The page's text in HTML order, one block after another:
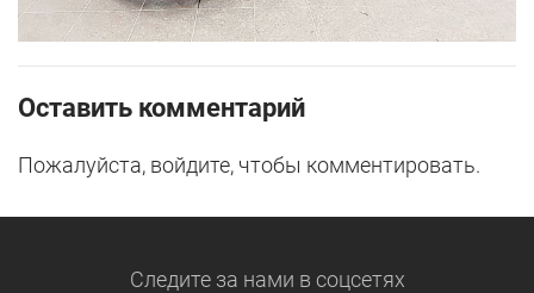
Оставить комментарий
Пожалуйста, войдите, чтобы комментировать.
Следите за нами в соцсетях